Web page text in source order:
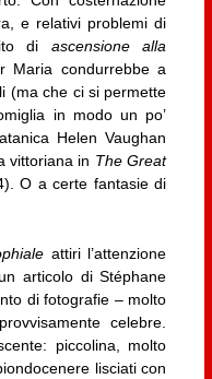
e relativi problemi di
di ascensione alla
Maria condurrebbe a
(ma che ci si permette
in modo un po’
Helen Vaughan
vittoriana in The Great
O a certe fantasie di
attiri l’attenzione
articolo di Stéphane
di fotografie – molto
celebre.
piccolina, molto
lisciati con